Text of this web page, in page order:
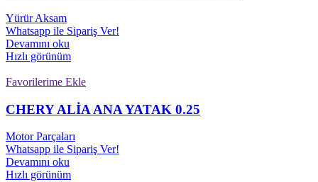
Yürür Aksam
Whatsapp ile Sipariş Ver!
Devamını oku
Hızlı görünüm
Favorilerime Ekle
CHERY ALİA ANA YATAK 0.25
Motor Parçaları
Whatsapp ile Sipariş Ver!
Devamını oku
Hızlı görünüm